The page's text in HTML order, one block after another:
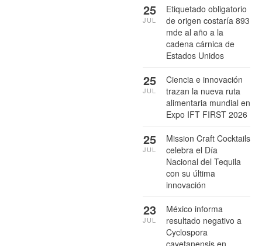
Etiquetado obligatorio
de origen costaría 893
mde al año a la
cadena cárnica de
Estados Unidos
25
JUL
Ciencia e innovación
trazan la nueva ruta
alimentaria mundial en
Expo IFT FIRST 2026
25
JUL
Mission Craft Cocktails
celebra el Día
Nacional del Tequila
con su última
innovación
25
JUL
México informa
resultado negativo a
Cyclospora
cayetanensis en
23
JUL